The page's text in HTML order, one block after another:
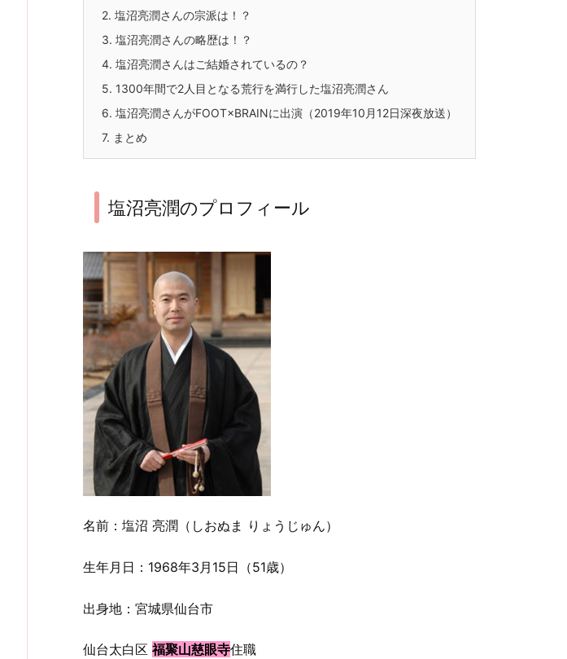
2. 塩沼亮潤さんの宗派は！？
3. 塩沼亮潤さんの略歴は！？
4. 塩沼亮潤さんはご結婚されているの？
5. 1300年間で2人目となる荒行を満行した塩沼亮潤さん
6. 塩沼亮潤さんがFOOT×BRAINに出演（2019年10月12日深夜放送）
7. まとめ
塩沼亮潤のプロフィール
名前：塩沼 亮潤（しおぬま りょうじゅん）
生年月日：1968年3月15日（51歳）
出身地：宮城県仙台市
仙台太白区福聚山慈眼寺住職